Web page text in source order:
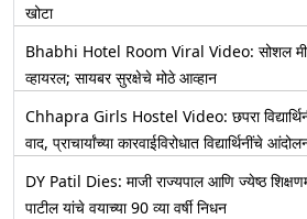
खोटा
Bhabhi Hotel Room Viral Video: सोशल
व्हायरल; सायबर सुरक्षेचे मोठे आव्हान
Chhapra Girls Hostel Video: छपरा
वाद, प्राचार्यांच्या कारवाईविरोधात विद्यार्थिनींचे
DY Patil Dies: माजी राज्यपाल आणि ज्येष्ठ
पाटील यांचे वयाच्या 90 व्या वर्षी निधन